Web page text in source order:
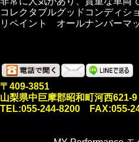
コレクタブルグッドコンディシ
リペイント オールナンバーマ
〒409-3851
山梨県中巨摩郡昭和町河西621-9
TEL:055-244-8200 FAX:055-